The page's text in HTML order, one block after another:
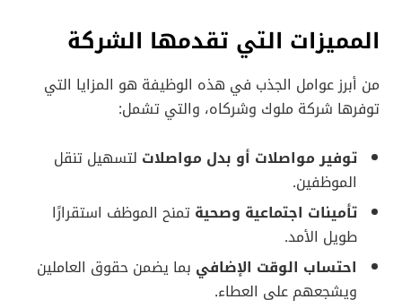
المميزات التي تقدمها الشركة
من أبرز عوامل الجذب في هذه الوظيفة هو المزايا التي
توفرها شركة ملوك وشركاه، والتي تشمل:
توفير مواصلات أو بدل مواصلات لتسهيل تنقل
الموظفين.
تأمينات اجتماعية وصحية تمنح الموظف استقرارًا
طويل الأمد.
احتساب الوقت الإضافي بما يضمن حقوق العاملين
ويشجعهم على العطاء.